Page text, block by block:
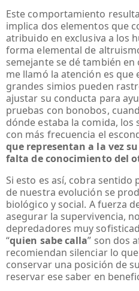
Este comportamiento
implica dos elementos que
atribuido en exclusiva a los
forma elemental de
semejante se dé también en
me llamó la atención es que
grandes simios pueden
ajustar su conducta para
pruebas con bonobos,
dónde estaba la comida, los
con más frecuencia el
que representan a la vez
falta de conocimiento del
Si esto es así, cobra
de nuestra evolución se
biológico y social. A fuerza
asegurar la supervivencia,
depredadores muy
“quien sabe calla” son dos
recomiendan silenciar lo
conservar una posición de
reservar ese saber en